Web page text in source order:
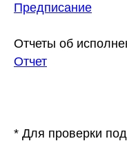
Предписание
Отчеты об
Отчет
* Для проверки